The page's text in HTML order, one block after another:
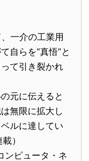
一介の工業用
自らを“真悟”と
て引き裂かれ
元に伝えると
無限に拡大し
ルに達してい
）
ンピュータ・ネ